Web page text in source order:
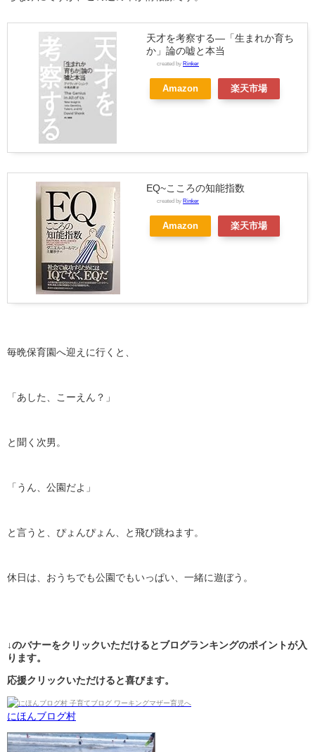
天才を考察する―「生まれか育ち
か」論の嘘と本当
created by Rinker
Amazon 楽天市場
EQ~こころの知能指数
created by Rinker
Amazon 楽天市場
毎晩保育園へ迎えに行くと、
「あした、こーえん？」
と聞く次男。
「うん、公園だよ」
と言うと、ぴょんぴょん、と飛び跳ねます。
休日は、おうちでも公園でもいっぱい、一緒に遊ぼう。
↓のバナーをクリックいただけるとブログランキングのポイントが入
ります。
応援クリックいただけると喜びます。
にほんブログ村